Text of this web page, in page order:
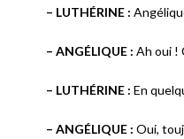
– LUTHÉRINE :
– ANGÉLIQUE : Ah oui !
– LUTHÉRINE : En
– ANGÉLIQUE : Oui,